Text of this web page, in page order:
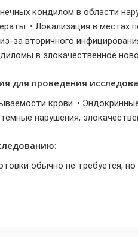
кондилом в области
• Локализация в местах
за вторичного
в злокачественное
для проведения
крови. •
нарушения,
обычно не требуется,